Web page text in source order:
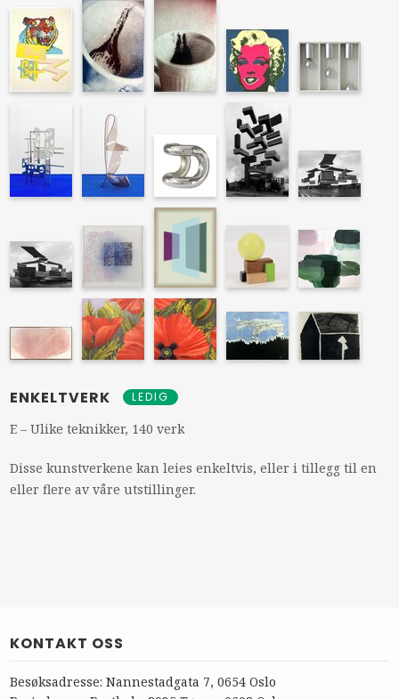
ENKELTVERK LEDIG
E – Ulike teknikker, 140 verk
Disse kunstverkene kan leies enkeltvis, eller i tillegg til en
eller flere av våre utstillinger.
KONTAKT OSS
Besøksadresse: Nannestadgata 7, 0654 Oslo